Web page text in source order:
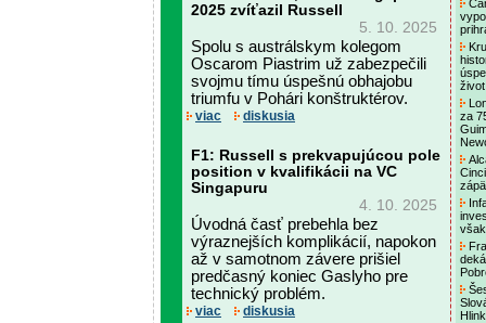
2025 zvíťazil Russell
5. 10. 2025
Spolu s austrálskym kolegom
Oscarom Piastrim už zabezpečili
svojmu tímu úspešnú obhajobu
triumfu v Pohári konštruktérov.
viac diskusia
F1: Russell s prekvapujúcou pole
position v kvalifikácii na VC
Singapuru
4. 10. 2025
Úvodná časť prebehla bez
výraznejších komplikácií, napokon
až v samotnom závere prišiel
predčasný koniec Gaslyho pre
technický problém.
viac diskusia
za